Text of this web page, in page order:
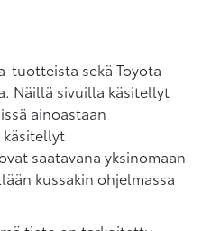
tuotteista sekä Toyota-
Näillä sivuilla käsitellyt
ainoastaan
käsitellyt
saatavana yksinomaan
kussakin ohjelmassa